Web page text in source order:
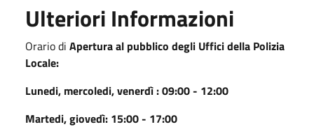
Ulteriori Informazioni
Orario di Apertura al pubblico degli Uffici della Polizia
Locale:
Lunedi, mercoledi, venerdì : 09:00 - 12:00
Martedi, giovedì: 15:00 - 17:00